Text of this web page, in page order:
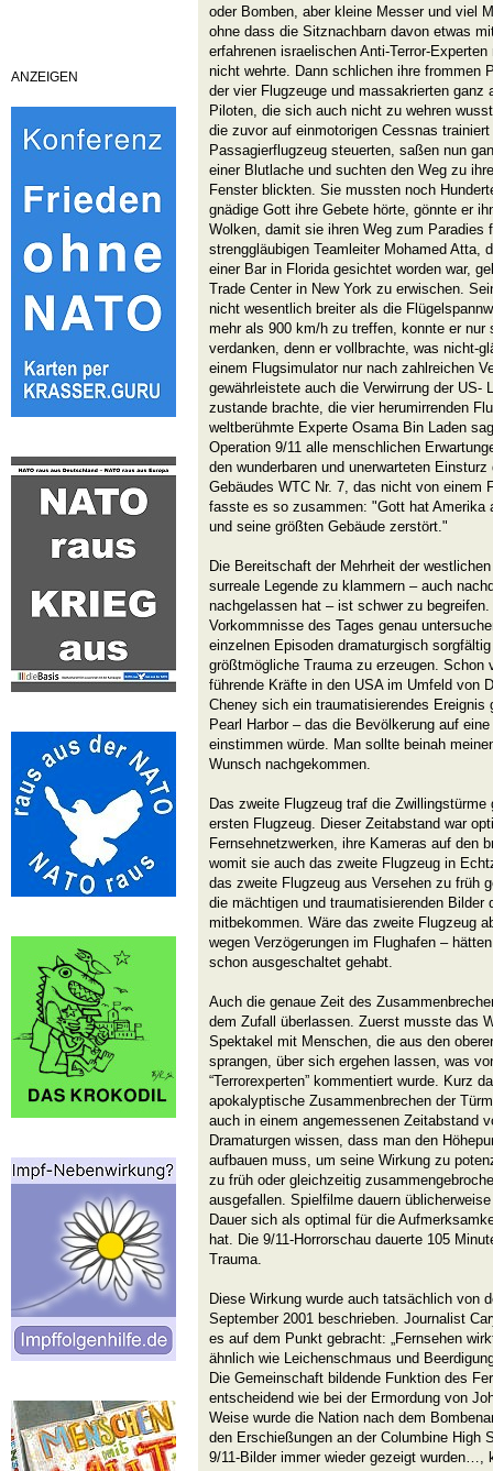
ANZEIGEN
oder Bomben, aber kleine Messer und viel
ohne dass die Sitznachbarn davon etwas
erfahrenen israelischen Anti-Terror-
nicht wehrte. Dann schlichen ihre frommen
der vier Flugzeuge und massakrierten ganz
Piloten, die sich auch nicht zu wehren
die zuvor auf einmotorigen Cessnas
Passagierflugzeug steuerten, saßen nun
einer Blutlache und suchten den Weg zu
Fenster blickten. Sie mussten noch
gnädige Gott ihre Gebete hörte, gönnte er
Wolken, damit sie ihren Weg zum Paradies
strenggläubigen Teamleiter Mohamed Atta,
einer Bar in Florida gesichtet worden war,
Trade Center in New York zu erwischen.
nicht wesentlich breiter als die
mehr als 900 km/h zu treffen, konnte er nur
verdanken, denn er vollbrachte, was nicht-
einem Flugsimulator nur nach zahlreichen
gewährleistete auch die Verwirrung der US-
zustande brachte, die vier herumirrenden
weltberühmte Experte Osama Bin Laden
Operation 9/11 alle menschlichen
den wunderbaren und unerwarteten
Gebäudes WTC Nr. 7, das nicht von einem
fasste es so zusammen: "Gott hat Amerika
und seine größten Gebäude zerstört."
Die Bereitschaft der Mehrheit der
surreale Legende zu klammern – auch
nachgelassen hat – ist schwer zu
Vorkommnisse des Tages genau
einzelnen Episoden dramaturgisch
größtmögliche Trauma zu erzeugen. Schon
führende Kräfte in den USA im Umfeld von
Cheney sich ein traumatisierendes Ereignis
Pearl Harbor – das die Bevölkerung auf
einstimmen würde. Man sollte beinah
Wunsch nachgekommen.
Das zweite Flugzeug traf die
ersten Flugzeug. Dieser Zeitabstand war
Fernsehnetzwerken, ihre Kameras auf den
womit sie auch das zweite Flugzeug in
das zweite Flugzeug aus Versehen zu früh
die mächtigen und traumatisierenden Bilder
mitbekommen. Wäre das zweite Flugzeug
wegen Verzögerungen im Flughafen –
schon ausgeschaltet gehabt.
Auch die genaue Zeit des
dem Zufall überlassen. Zuerst musste das
Spektakel mit Menschen, die aus den
sprangen, über sich ergehen lassen, was
“Terrorexperten” kommentiert wurde. Kurz
apokalyptische Zusammenbrechen der
auch in einem angemessenen Zeitabstand
Dramaturgen wissen, dass man den
aufbauen muss, um seine Wirkung zu
zu früh oder gleichzeitig
ausgefallen. Spielfilme dauern
Dauer sich als optimal für die
hat. Die 9/11-Horrorschau dauerte 105
Trauma.
Diese Wirkung wurde auch tatsächlich von
September 2001 beschrieben. Journalist
es auf dem Punkt gebracht: „Fernsehen
ähnlich wie Leichenschmaus und
Die Gemeinschaft bildende Funktion des
entscheidend wie bei der Ermordung von
Weise wurde die Nation nach dem
den Erschießungen an der Columbine High
9/11-Bilder immer wieder gezeigt wurden…,